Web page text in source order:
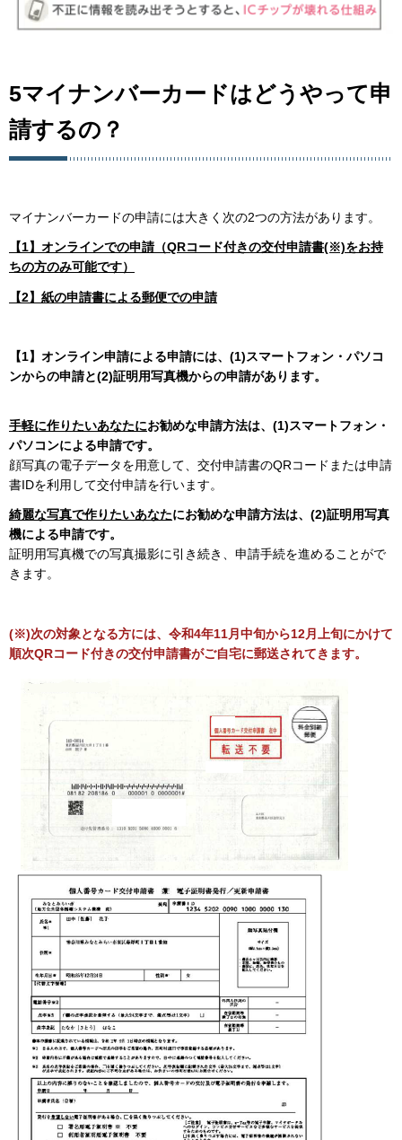
5マイナンバーカードはどうやって申
請するの？
マイナンバーカードの申請には大きく次の2つの方法があります。
【1】オンラインでの申請（QRコード付きの交付申請書(※)をお持
ちの方のみ可能です）
【2】紙の申請書による郵便での申請
【1】オンライン申請による申請には、(1)スマートフォン・パソコ
ンからの申請と(2)証明用写真機からの申請があります。
手軽に作りたいあなたにお勧めな申請方法は、(1)スマートフォン・
パソコンによる申請です。
顔写真の電子データを用意して、交付申請書のQRコードまたは申請
書IDを利用して交付申請を行います。
綺麗な写真で作りたいあなたにお勧めな申請方法は、(2)証明用写真
機による申請です。
証明用写真機での写真撮影に引き続き、申請手続を進めることがで
きます。
(※)次の対象となる方には、令和4年11月中旬から12月上旬にかけて
順次QRコード付きの交付申請書がご自宅に郵送されてきます。